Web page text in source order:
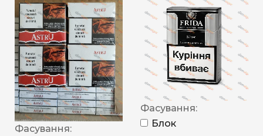
Фасування:
Фасування:
Блок